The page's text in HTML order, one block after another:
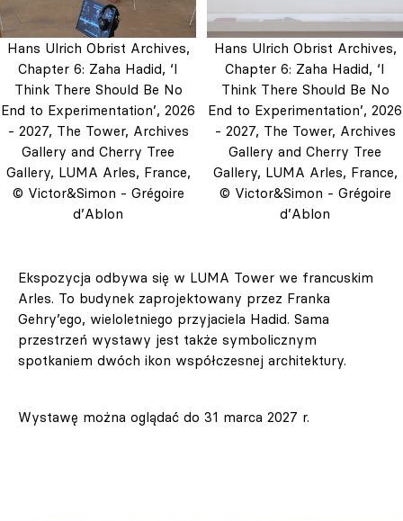
Hans Ulrich Obrist Archives,
Chapter 6: Zaha Hadid, ‘I
Think There Should Be No
End to Experimentation’, 2026
- 2027, The Tower, Archives
Gallery and Cherry Tree
Gallery, LUMA Arles, France,
© Victor&Simon - Grégoire
d’Ablon
Hans Ulrich Obrist Archives,
Chapter 6: Zaha Hadid, ‘I
Think There Should Be No
End to Experimentation’, 2026
- 2027, The Tower, Archives
Gallery and Cherry Tree
Gallery, LUMA Arles, France,
© Victor&Simon - Grégoire
d’Ablon
Ekspozycja odbywa się w LUMA Tower we francuskim
Arles. To budynek zaprojektowany przez Franka
Gehry’ego, wieloletniego przyjaciela Hadid. Sama
przestrzeń wystawy jest także symbolicznym
spotkaniem dwóch ikon współczesnej architektury.
Wystawę można oglądać do 31 marca 2027 r.